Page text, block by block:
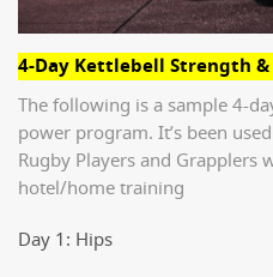
4-Day Kettlebell Strength
The following is a sample 4-
power program. It’s been
Rugby Players and
hotel/home training
Day 1: Hips